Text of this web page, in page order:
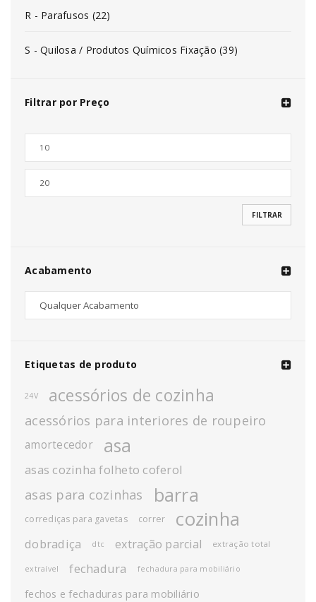
R - Parafusos (22)
S - Quilosa / Produtos Químicos Fixação (39)
Filtrar por Preço
FILTRAR
Acabamento
Etiquetas de produto
24V acessórios de cozinha
acessórios para interiores de roupeiro
amortecedor asa
asas cozinha folheto coferol
asas para cozinhas barra
corrediças para gavetas correr cozinha
dobradiça dtc extração parcial extração total
extraível fechadura fechadura para mobiliário
fechos e fechaduras para mobiliário